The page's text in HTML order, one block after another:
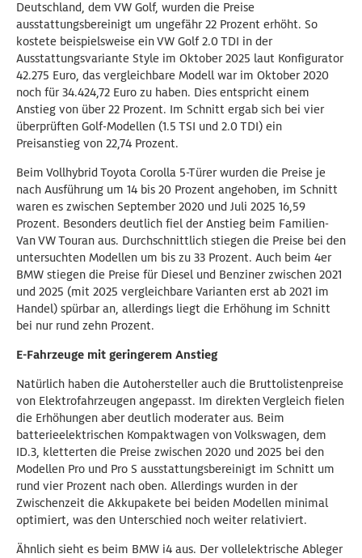
Deutschland, dem VW Golf, wurden die Preise
ausstattungsbereinigt um ungefähr 22 Prozent erhöht. So
kostete beispielsweise ein VW Golf 2.0 TDI in der
Ausstattungsvariante Style im Oktober 2025 laut Konfigurator
42.275 Euro, das vergleichbare Modell war im Oktober 2020
noch für 34.424,72 Euro zu haben. Dies entspricht einem
Anstieg von über 22 Prozent. Im Schnitt ergab sich bei vier
überprüften Golf-Modellen (1.5 TSI und 2.0 TDI) ein
Preisanstieg von 22,74 Prozent.
Beim Vollhybrid Toyota Corolla 5-Türer wurden die Preise je
nach Ausführung um 14 bis 20 Prozent angehoben, im Schnitt
waren es zwischen September 2020 und Juli 2025 16,59
Prozent. Besonders deutlich fiel der Anstieg beim Familien-
Van VW Touran aus. Durchschnittlich stiegen die Preise bei den
untersuchten Modellen um bis zu 33 Prozent. Auch beim 4er
BMW stiegen die Preise für Diesel und Benziner zwischen 2021
und 2025 (mit 2025 vergleichbare Varianten erst ab 2021 im
Handel) spürbar an, allerdings liegt die Erhöhung im Schnitt
bei nur rund zehn Prozent.
E-Fahrzeuge mit geringerem Anstieg
Natürlich haben die Autohersteller auch die Bruttolistenpreise
von Elektrofahrzeugen angepasst. Im direkten Vergleich fielen
die Erhöhungen aber deutlich moderater aus. Beim
batterieelektrischen Kompaktwagen von Volkswagen, dem
ID.3, kletterten die Preise zwischen 2020 und 2025 bei den
Modellen Pro und Pro S ausstattungsbereinigt im Schnitt um
rund vier Prozent nach oben. Allerdings wurden in der
Zwischenzeit die Akkupakete bei beiden Modellen minimal
optimiert, was den Unterschied noch weiter relativiert.
Ähnlich sieht es beim BMW i4 aus. Der vollelektrische Ableger